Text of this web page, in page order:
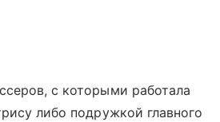
с которыми работала
либо подружкой главного